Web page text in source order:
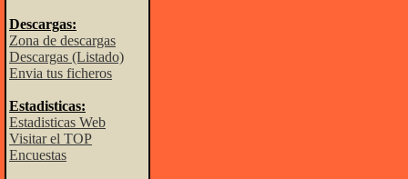
Descargas:
Zona de descargas
Descargas (Listado)
Envia tus ficheros
Estadisticas:
Estadisticas Web
Visitar el TOP
Encuestas